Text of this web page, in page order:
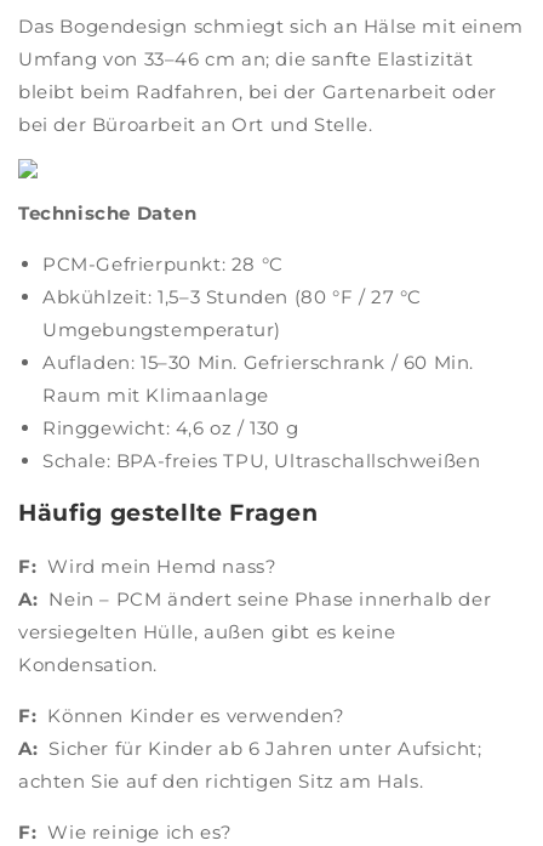
Das Bogendesign schmiegt sich an Hälse mit einem
Umfang von 33–46 cm an; die sanfte Elastizität
bleibt beim Radfahren, bei der Gartenarbeit oder
bei der Büroarbeit an Ort und Stelle.
Technische Daten
PCM-Gefrierpunkt: 28 °C
Abkühlzeit: 1,5–3 Stunden (80 °F / 27 °C
Umgebungstemperatur)
Aufladen: 15–30 Min. Gefrierschrank / 60 Min.
Raum mit Klimaanlage
Ringgewicht: 4,6 oz / 130 g
Schale: BPA-freies TPU, Ultraschallschweißen
Häufig gestellte Fragen
F: Wird mein Hemd nass?
A: Nein – PCM ändert seine Phase innerhalb der
versiegelten Hülle, außen gibt es keine
Kondensation.
F: Können Kinder es verwenden?
A: Sicher für Kinder ab 6 Jahren unter Aufsicht;
achten Sie auf den richtigen Sitz am Hals.
F: Wie reinige ich es?